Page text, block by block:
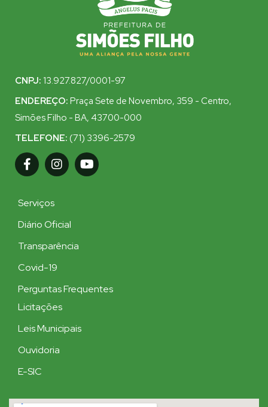
CNPJ: 13.927.827/0001-97
ENDEREÇO: Praça Sete de Novembro, 359 - Centro,
Simões Filho - BA, 43700-000
TELEFONE: (71) 3396-2579
Serviços
Diário Oficial
Transparência
Covid-19
Perguntas Frequentes
Licitações
Leis Municipais
Ouvidoria
E-SIC